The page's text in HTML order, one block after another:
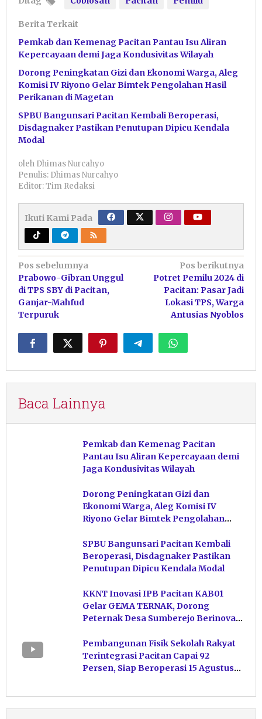
Berita Terkait
Pemkab dan Kemenag Pacitan Pantau Isu Aliran
Kepercayaan demi Jaga Kondusivitas Wilayah
Dorong Peningkatan Gizi dan Ekonomi Warga, Aleg
Komisi IV Riyono Gelar Bimtek Pengolahan Hasil
Perikanan di Magetan
SPBU Bangunsari Pacitan Kembali Beroperasi,
Disdagnaker Pastikan Penutupan Dipicu Kendala
Modal
oleh Dhimas Nurcahyo
Penulis: Dhimas Nurcahyo
Editor: Tim Redaksi
Ikuti Kami Pada
Navigasi
pos
Pos sebelumnya
Prabowo-Gibran Unggul
di TPS SBY di Pacitan,
Ganjar-Mahfud
Terpuruk
Pos berikutnya
Potret Pemilu 2024 di
Pacitan: Pasar Jadi
Lokasi TPS, Warga
Antusias Nyoblos
Baca Lainnya
Pemkab dan Kemenag Pacitan
Pantau Isu Aliran Kepercayaan demi
Jaga Kondusivitas Wilayah
Dorong Peningkatan Gizi dan
Ekonomi Warga, Aleg Komisi IV
Riyono Gelar Bimtek Pengolahan
SPBU Bangunsari Pacitan Kembali
Beroperasi, Disdagnaker Pastikan
Penutupan Dipicu Kendala Modal
KKNT Inovasi IPB Pacitan KAB01
Gelar GEMA TERNAK, Dorong
Peternak Desa Sumberejo Berinovasi
Pembangunan Fisik Sekolah Rakyat
Terintegrasi Pacitan Capai 92
Persen, Siap Beroperasi 15 Agustus